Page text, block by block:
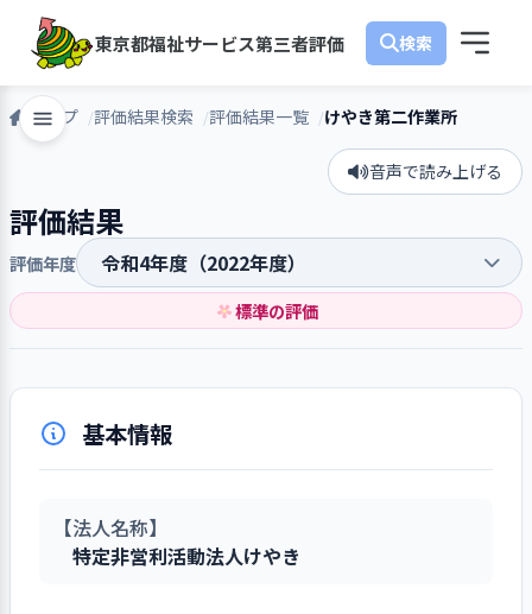
東京都福祉サービス第三者評価
トップ 評価結果検索 評価結果一覧 けやき第二作業所
音声で読み上げる
評価結果
評価年度
標準の評価
基本情報
【法人名称】
特定非営利活動法人けやき